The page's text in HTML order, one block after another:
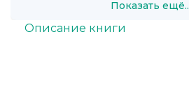
Показать
Описание книги